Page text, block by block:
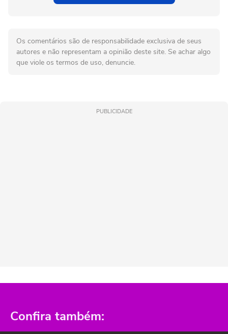
Os comentários são de responsabilidade exclusiva de seus
autores e não representam a opinião deste site. Se achar algo
que viole os termos de uso, denuncie.
PUBLICIDADE
Confira também: